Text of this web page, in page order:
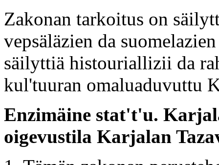
Zakonan tarkoitus on
vepsäläzien da
säilyttiä histouriallizii da
kul'tuuran omaluaduvuttu
Enzimäine stat't'u.
oigevustila Karjalan